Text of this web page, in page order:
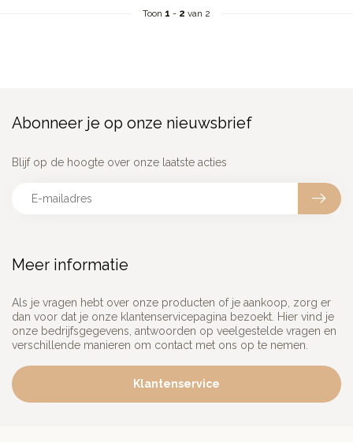
Toon 1 - 2 van 2
Meer informatie
Als je vragen hebt over onze producten of je aankoop, zorg er
dan voor dat je onze klantenservicepagina bezoekt. Hier vind je
onze bedrijfsgegevens, antwoorden op veelgestelde vragen en
verschillende manieren om contact met ons op te nemen.
Klantenservice
Abonneer je op onze nieuwsbrief
Blijf op de hoogte over onze laatste acties